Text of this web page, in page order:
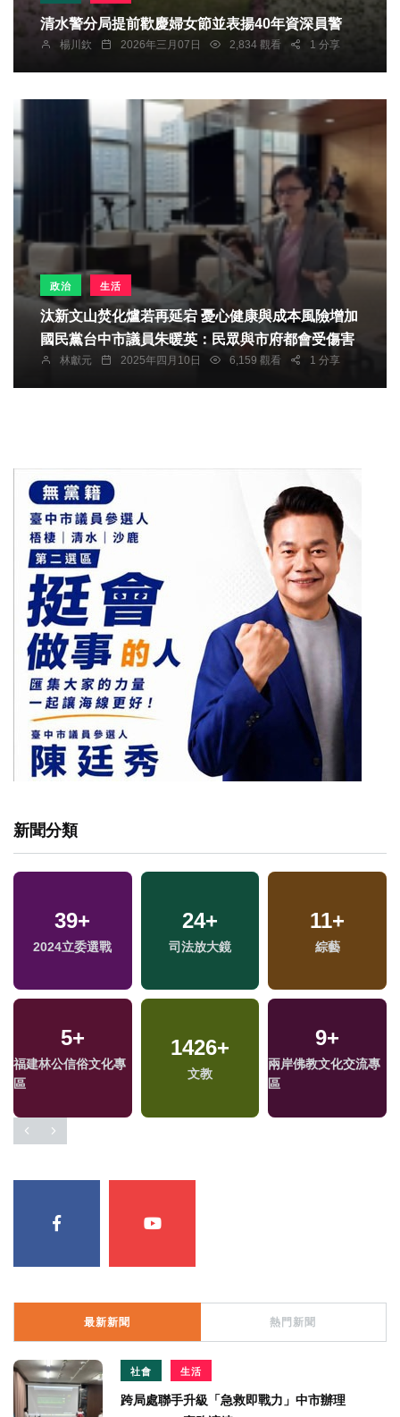
清水警分局提前歡慶婦女節並表揚40年資深員警
楊川欽 2026年三月07日 2,834 觀看 1 分享
政治 生活
汰新文山焚化爐若再延宕 憂心健康與成本風險增加
國民黨台中市議員朱暖英：民眾與市府都會受傷害
林獻元 2025年四月10日 6,159 觀看 1 分享
新聞分類
39+
2024立委選戰
24+
司法放大鏡
11+
綜藝
5+
福建林公信俗文化專
區
1426+
文教
9+
兩岸佛教文化交流專
區
最新新聞 熱門新聞
社會 生活
跨局處聯手升級「急救即戰力」中市辦理